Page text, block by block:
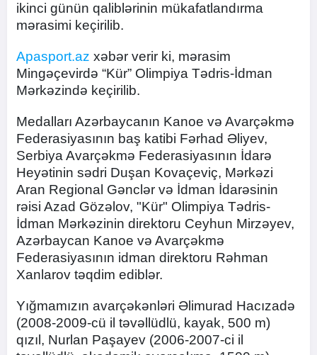
ikinci günün qaliblərinin mükafatlandırma
mərasimi keçirilib.
Apasport.az xəbər verir ki, mərasim
Mingəçevirdə “Kür” Olimpiya Tədris-İdman
Mərkəzində keçirilib.
Medalları Azərbaycanın Kanoe və Avarçəkmə
Federasiyasının baş katibi Fərhad Əliyev,
Serbiya Avarçəkmə Federasiyasının İdarə
Heyətinin sədri Duşan Kovaçeviç, Mərkəzi
Aran Regional Gənclər və İdman İdarəsinin
rəisi Azad Gözəlov, "Kür" Olimpiya Tədris-
İdman Mərkəzinin direktoru Ceyhun Mirzəyev,
Azərbaycan Kanoe və Avarçəkmə
Federasiyasının idman direktoru Rəhman
Xanlarov təqdim ediblər.
Yığmamızın avarçəkənləri Əlimurad Hacızadə
(2008-2009-cü il təvəllüdlü, kayak, 500 m)
qızıl, Nurlan Paşayev (2006-2007-ci il